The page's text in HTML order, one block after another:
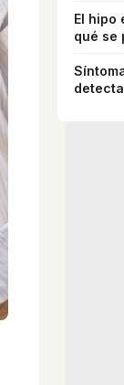
El hipo
qué se